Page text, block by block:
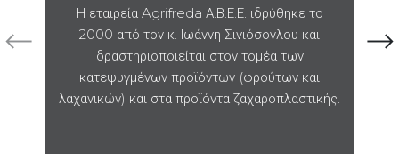
Η εταιρεία Agrifreda Α.Β.Ε.Ε. ιδρύθηκε το
2000 από τον κ. Ιωάννη Σινιόσογλου και
δραστηριοποιείται στον τομέα των
κατεψυγμένων προϊόντων (φρούτων και
λαχανικών) και στα προϊόντα ζαχαροπλαστικής.